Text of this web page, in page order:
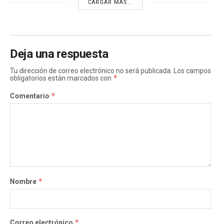
CARGAR MÁS...
Deja una respuesta
Tu dirección de correo electrónico no será publicada.
Los campos
obligatorios están marcados con *
Comentario *
Nombre *
Correo electrónico